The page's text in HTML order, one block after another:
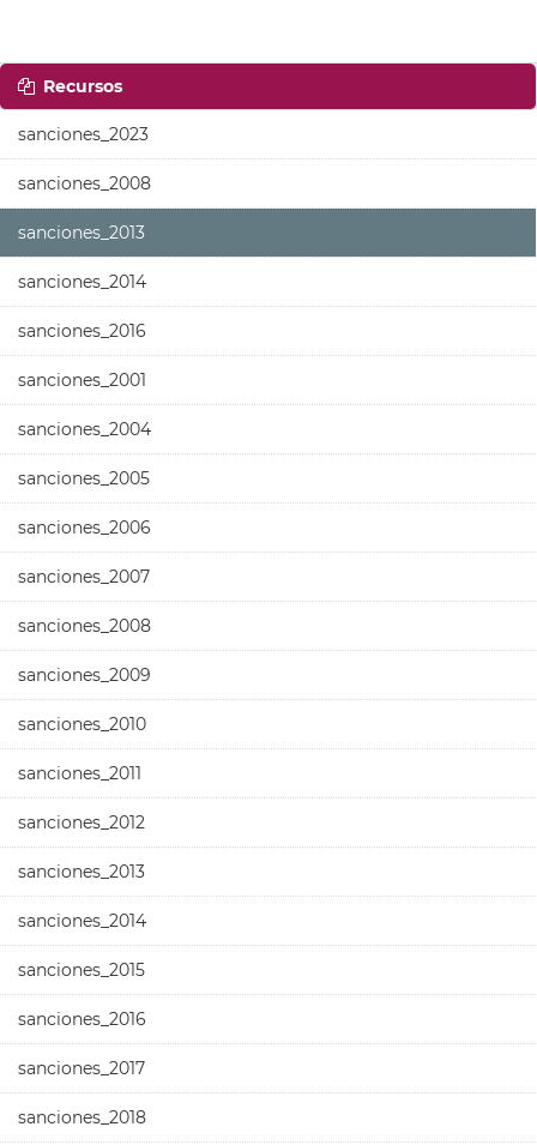
Recursos
sanciones_2023
sanciones_2008
sanciones_2013
sanciones_2014
sanciones_2016
sanciones_2001
sanciones_2004
sanciones_2005
sanciones_2006
sanciones_2007
sanciones_2008
sanciones_2009
sanciones_2010
sanciones_2011
sanciones_2012
sanciones_2013
sanciones_2014
sanciones_2015
sanciones_2016
sanciones_2017
sanciones_2018